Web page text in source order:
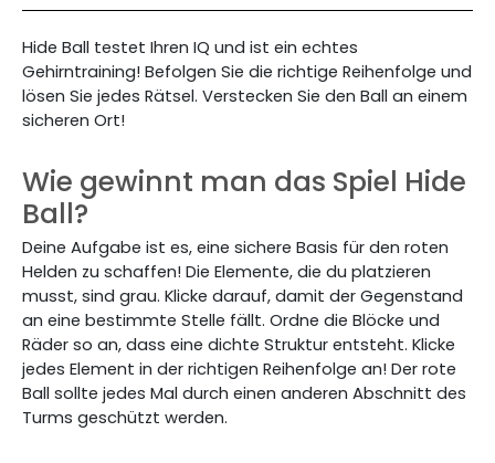
Hide Ball testet Ihren IQ und ist ein echtes
Gehirntraining! Befolgen Sie die richtige Reihenfolge und
lösen Sie jedes Rätsel. Verstecken Sie den Ball an einem
sicheren Ort!
Wie gewinnt man das Spiel Hide
Ball?
Deine Aufgabe ist es, eine sichere Basis für den roten
Helden zu schaffen! Die Elemente, die du platzieren
musst, sind grau. Klicke darauf, damit der Gegenstand
an eine bestimmte Stelle fällt. Ordne die Blöcke und
Räder so an, dass eine dichte Struktur entsteht. Klicke
jedes Element in der richtigen Reihenfolge an! Der rote
Ball sollte jedes Mal durch einen anderen Abschnitt des
Turms geschützt werden.